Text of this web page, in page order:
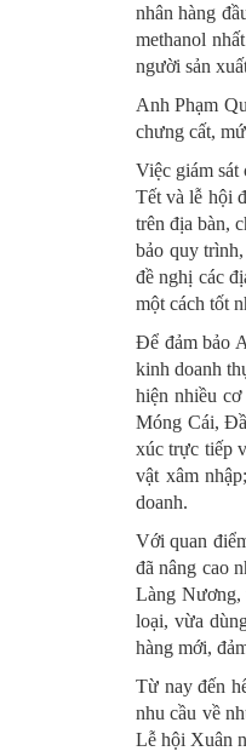
nhân hàng
methanol
người sản
Anh Phạm
chưng cất,
Việc giám sát
Tết và lễ hội
trên địa bàn,
bảo quy
đề nghị các
một cách tốt
Để đảm bảo
kinh doanh
hiện nhiều
Móng Cái,
xúc trực tiếp
vật xâm
doanh.
Với quan
đã nâng cao
Làng Nương,
loại, vừa
hàng mới,
Từ nay đến
nhu cầu về
Lễ hội Xuân